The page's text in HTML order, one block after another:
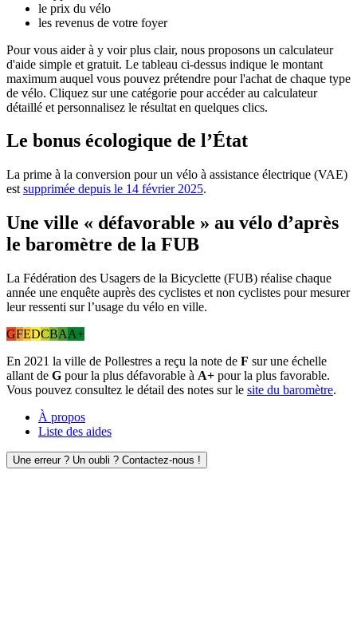
le prix du vélo
les revenus de votre foyer
Pour vous aider à y voir plus clair, nous proposons un calculateur
d'aide simple et gratuit. Le tableau ci-dessus indique le montant
maximum auquel vous pouvez prétendre pour l'achat de chaque type
de vélo. Cliquez sur une catégorie pour accéder au calculateur
détaillé et personnalisez le résultat en quelques clics.
Le bonus écologique de l’État
La prime à la conversion pour un vélo à assistance électrique (VAE)
est supprimée depuis le 14 février 2025.
Une ville « défavorable » au vélo d’après
le baromètre de la FUB
La Fédération des Usagers de la Bicyclette (FUB) réalise chaque
année une enquête auprès des cyclistes et non cyclistes pour mesurer
leur ressenti sur l’usage du vélo en ville.
GFEDCBAA+
En 2021 la ville de Pollestres a reçu la note de F sur une échelle
allant de G pour la plus défavorable à A+ pour la plus favorable.
Vous pouvez consultez le détail des notes sur le site du baromètre.
À propos
Liste des aides
Une erreur ? Un oubli ? Contactez-nous !